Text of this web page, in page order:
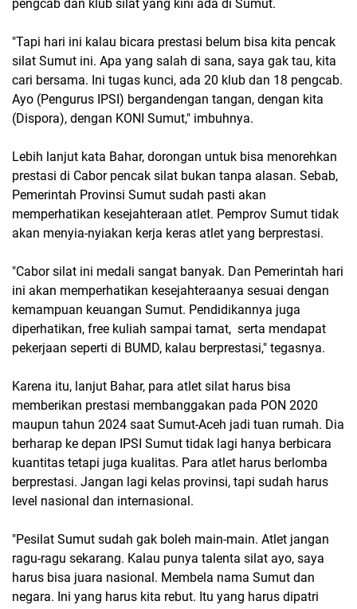
pengcab dan klub silat yang kini ada di Sumut.
"Tapi hari ini kalau bicara prestasi belum bisa kita pencak
silat Sumut ini. Apa yang salah di sana, saya gak tau, kita
cari bersama. Ini tugas kunci, ada 20 klub dan 18 pengcab.
Ayo (Pengurus IPSI) bergandengan tangan, dengan kita
(Dispora), dengan KONI Sumut," imbuhnya.
Lebih lanjut kata Bahar, dorongan untuk bisa menorehkan
prestasi di Cabor pencak silat bukan tanpa alasan. Sebab,
Pemerintah Provinsi Sumut sudah pasti akan
memperhatikan kesejahteraan atlet. Pemprov Sumut tidak
akan menyia-nyiakan kerja keras atlet yang berprestasi.
"Cabor silat ini medali sangat banyak. Dan Pemerintah hari
ini akan memperhatikan kesejahteraanya sesuai dengan
kemampuan keuangan Sumut. Pendidikannya juga
diperhatikan, free kuliah sampai tamat, serta mendapat
pekerjaan seperti di BUMD, kalau berprestasi," tegasnya.
Karena itu, lanjut Bahar, para atlet silat harus bisa
memberikan prestasi membanggakan pada PON 2020
maupun tahun 2024 saat Sumut-Aceh jadi tuan rumah. Dia
berharap ke depan IPSI Sumut tidak lagi hanya berbicara
kuantitas tetapi juga kualitas. Para atlet harus berlomba
berprestasi. Jangan lagi kelas provinsi, tapi sudah harus
level nasional dan internasional.
"Pesilat Sumut sudah gak boleh main-main. Atlet jangan
ragu-ragu sekarang. Kalau punya talenta silat ayo, saya
harus bisa juara nasional. Membela nama Sumut dan
negara. Ini yang harus kita rebut. Itu yang harus dipatri